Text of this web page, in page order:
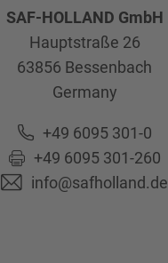
SAF-HOLLAND GmbH
Hauptstraße 26
63856 Bessenbach
Germany
+49 6095 301-0
+49 6095 301-260
info@safholland.de